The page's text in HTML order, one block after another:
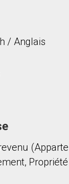
/ Anglais